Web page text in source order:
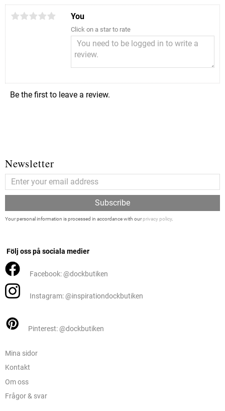
You
Click on a star to rate
Be the first to leave a review.
Newsletter
Subscribe
Your personal information is processed in accordance with ourprivacy policy.
Följ oss på sociala medier
Facebook: @dockbutiken
Instagram: @inspirationdockbutiken
Pinterest: @dockbutiken
Mina sidor
Kontakt
Om oss
Frågor & svar